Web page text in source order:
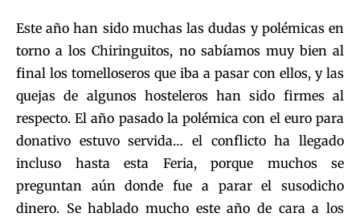
Este año han sido muchas las dudas y polémicas en
torno a los Chiringuitos, no sabíamos muy bien al
final los tomelloseros que iba a pasar con ellos, y las
quejas de algunos hosteleros han sido firmes al
respecto. El año pasado la polémica con el euro para
donativo estuvo servida… el conflicto ha llegado
incluso hasta esta Feria, porque muchos se
preguntan aún donde fue a parar el susodicho
dinero. Se hablado mucho este año de cara a los